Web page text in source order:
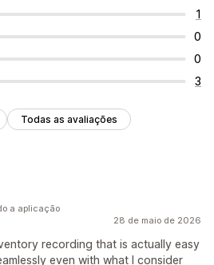
1
0
0
3
Todas as avaliações
28 de maio de 2026
recording that is actually easy
even with what I consider
a aplicação